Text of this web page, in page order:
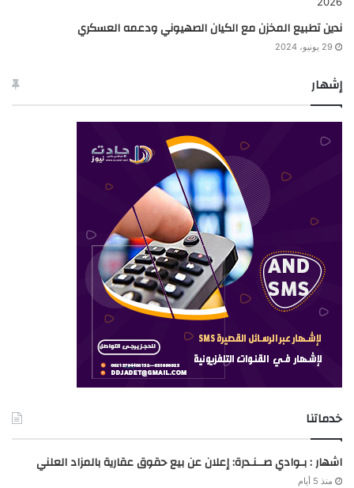
ندين تطبيع المخزن مع الكيان الصهيوني ودعمه العسكري
29 يونيو، 2024
إشهار
خدماتنا
اشهار : بـوادي صــنـدرة: إعلان عن بيع حقوق عقارية بالمزاد العلني
منذ 5 أيام